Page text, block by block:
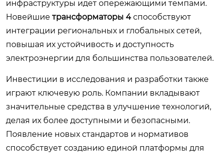
инфраструктуры идет опережающими темпами.
Новейшие трансформаторы 4 способствуют
интеграции региональных и глобальных сетей,
повышая их устойчивость и доступность
электроэнергии для большинства пользователей.
Инвестиции в исследования и разработки также
играют ключевую роль. Компании вкладывают
значительные средства в улучшение технологий,
делая их более доступными и безопасными.
Появление новых стандартов и нормативов
способствует созданию единой платформы для